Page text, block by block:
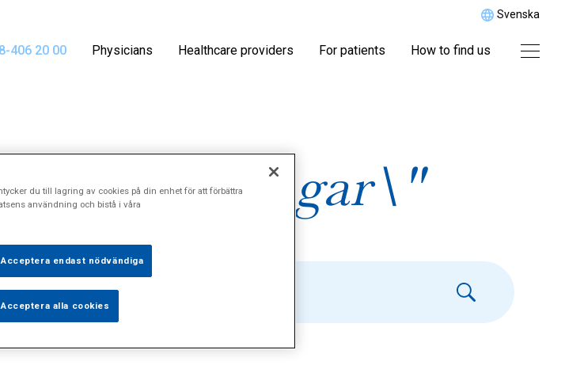
Svenska
406 20 00 Physicians Healthcare providers For patients How to find us
\"Domningar\"
du till lagring av cookies på din enhet för att förbättra
användning och bistå i våra
Acceptera endast nödvändiga
Acceptera alla cookies